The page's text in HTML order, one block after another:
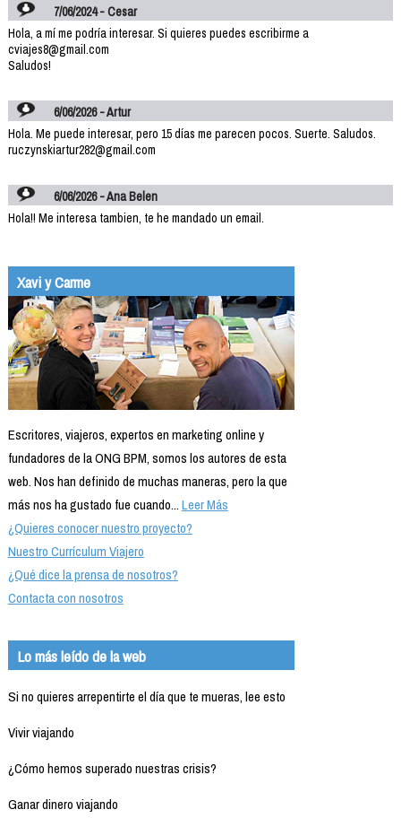
7/06/2024 - Cesar
Hola, a mí me podría interesar. Si quieres puedes escribirme a
cviajes8@gmail.com
Saludos!
6/06/2026 - Artur
Hola. Me puede interesar, pero 15 días me parecen pocos. Suerte. Saludos.
ruczynskiartur282@gmail.com
6/06/2026 - Ana Belen
Hola!! Me interesa tambien, te he mandado un email.
Xavi y Carme
Escritores, viajeros, expertos en marketing online y
fundadores de la ONG BPM, somos los autores de esta
web. Nos han definido de muchas maneras, pero la que
más nos ha gustado fue cuando...Leer Más
¿Quieres conocer nuestro proyecto?
Nuestro Currículum Viajero
¿Qué dice la prensa de nosotros?
Contacta con nosotros
Lo más leído de la web
Si no quieres arrepentirte el día que te mueras, lee esto
Vivir viajando
¿Cómo hemos superado nuestras crisis?
Ganar dinero viajando